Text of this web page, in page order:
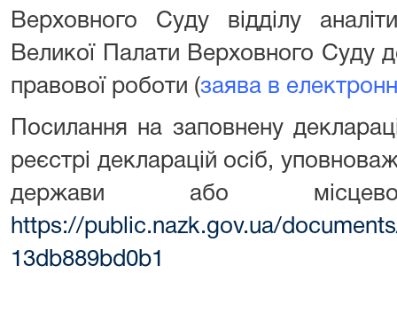
Верховного Суду відділу
Великої Палати Верховного Суду
правової роботи (заява в
Посилання на заповнену
реєстрі декларацій осіб,
держави або
https://public.nazk.gov.ua/
13db889bd0b1